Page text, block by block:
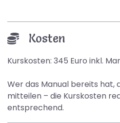
Kosten
Kurskosten: 345 Euro inkl.
Wer das Manual bereits hat,
mitteilen – die Kurskosten
entsprechend.